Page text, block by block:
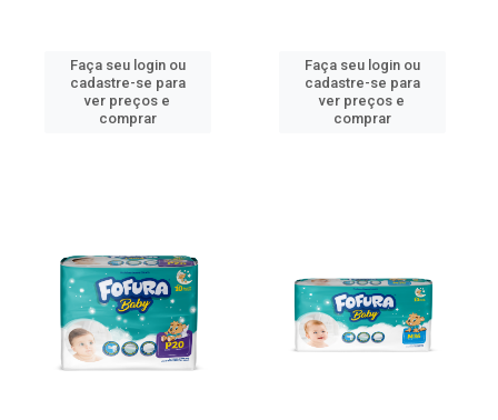
Faça seu login ou
cadastre-se para
ver preços e
comprar
Faça seu login ou
cadastre-se para
ver preços e
comprar